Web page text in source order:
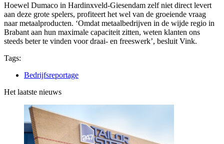
Hoewel Dumaco in Hardinxveld-Giesendam zelf niet direct levert
aan deze grote spelers, profiteert het wel van de groeiende vraag
naar metaalproducten. ‘Omdat metaalbedrijven in de wijde regio in
Brabant aan hun maximale capaciteit zitten, weten klanten ons
steeds beter te vinden voor draai- en freeswerk’, besluit Vink.
Tags:
Bedrijfsreportage
Het laatste nieuws